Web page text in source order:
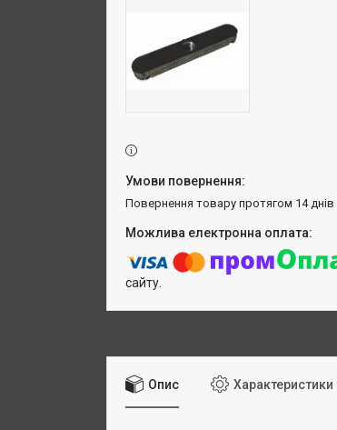
повернення товару протягом 14 днів
сайту.
Опис Характеристики